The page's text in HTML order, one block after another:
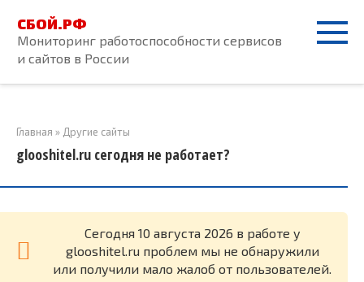
контенту
СБОЙ.РФ
Мониторинг работоспособности сервисов
и сайтов в России
Главная » Другие сайты
glooshitel.ru сегодня не работает?
Cегодня 10 августа 2026 в работе у
glooshitel.ru проблем мы не обнаружили
или получили мало жалоб от пользователей.